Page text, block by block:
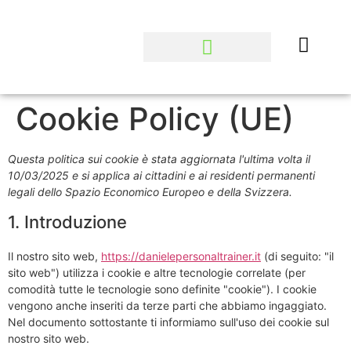
Cookie Policy (UE)
Questa politica sui cookie è stata aggiornata l'ultima volta il
10/03/2025 e si applica ai cittadini e ai residenti permanenti
legali dello Spazio Economico Europeo e della Svizzera.
1. Introduzione
Il nostro sito web, https://danielepersonaltrainer.it (di seguito: "il
sito web") utilizza i cookie e altre tecnologie correlate (per
comodità tutte le tecnologie sono definite "cookie"). I cookie
vengono anche inseriti da terze parti che abbiamo ingaggiato.
Nel documento sottostante ti informiamo sull'uso dei cookie sul
nostro sito web.